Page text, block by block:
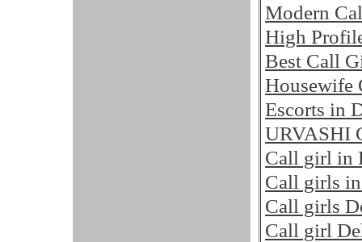
Modern
High
Best Call
Housewife
Escorts in
URVASHI
Call girl in
Call girls
Call girls
Call girl